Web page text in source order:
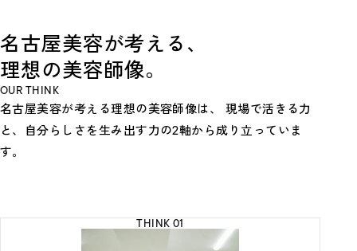
名古屋美容が考える、
理想の美容師像。
OUR THINK
名古屋美容が考える理想の美容師像は、 現場で活きる力
と、 自分らしさを生み出す力の2軸から成り立っていま
す。
THINK 01